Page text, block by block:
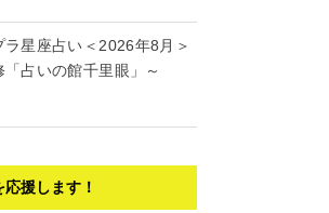
ラ星座占い＜2026年8月＞
「占いの館千里眼」～
援します！